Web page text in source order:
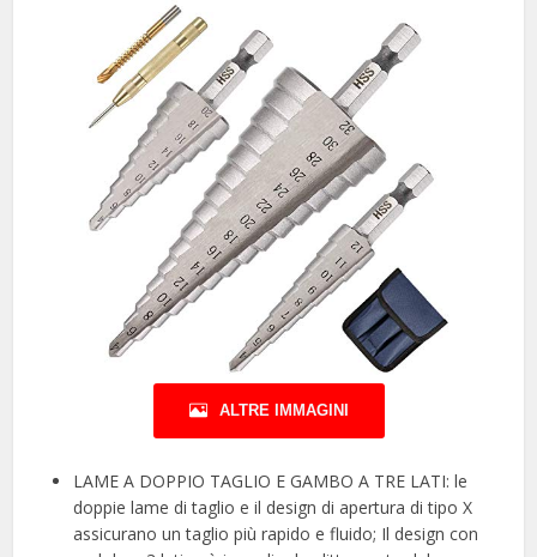
ALTRE IMMAGINI
LAME A DOPPIO TAGLIO E GAMBO A TRE LATI: le
doppie lame di taglio e il design di apertura di tipo X
assicurano un taglio più rapido e fluido; Il design con